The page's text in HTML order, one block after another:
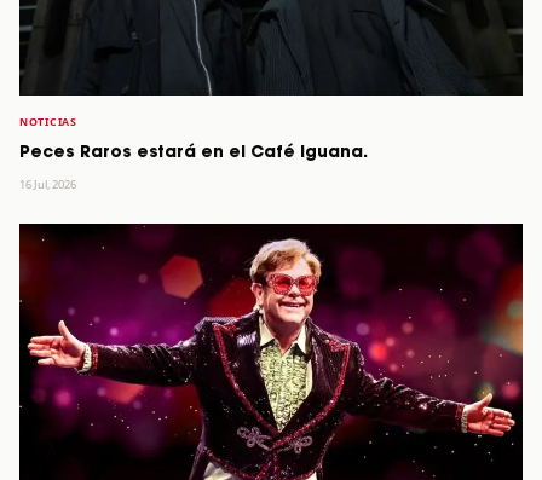
NOTICIAS
Peces Raros estará en el Café Iguana.
16 Jul, 2026